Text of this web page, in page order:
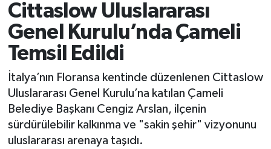
Cittaslow Uluslararası
Genel Kurulu’nda Çameli
Temsil Edildi
İtalya’nın Floransa kentinde düzenlenen Cittaslow
Uluslararası Genel Kurulu’na katılan Çameli
Belediye Başkanı Cengiz Arslan, ilçenin
sürdürülebilir kalkınma ve "sakin şehir" vizyonunu
uluslararası arenaya taşıdı.
EKONOMİ
KÜLTÜR SANAT
SPOR
MAGAZİN
ÖZEL HABER
Tüm Manşetler
Son Dakika Haberleri
Haber Arşivi